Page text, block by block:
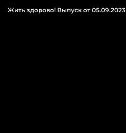
Жить здорово! Выпуск от 05.09.2023